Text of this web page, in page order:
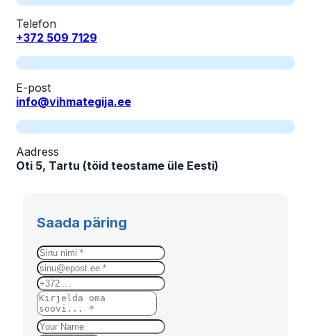
Telefon
+372 509 7129
E-post
info@vihmategija.ee
Aadress
Oti 5, Tartu (töid teostame üle Eesti)
Saada päring